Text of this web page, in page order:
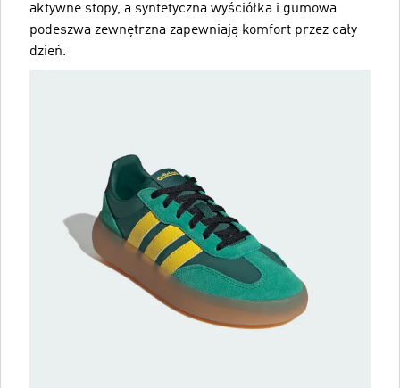
aktywne stopy, a syntetyczna wyściółka i gumowa
podeszwa zewnętrzna zapewniają komfort przez cały
dzień.